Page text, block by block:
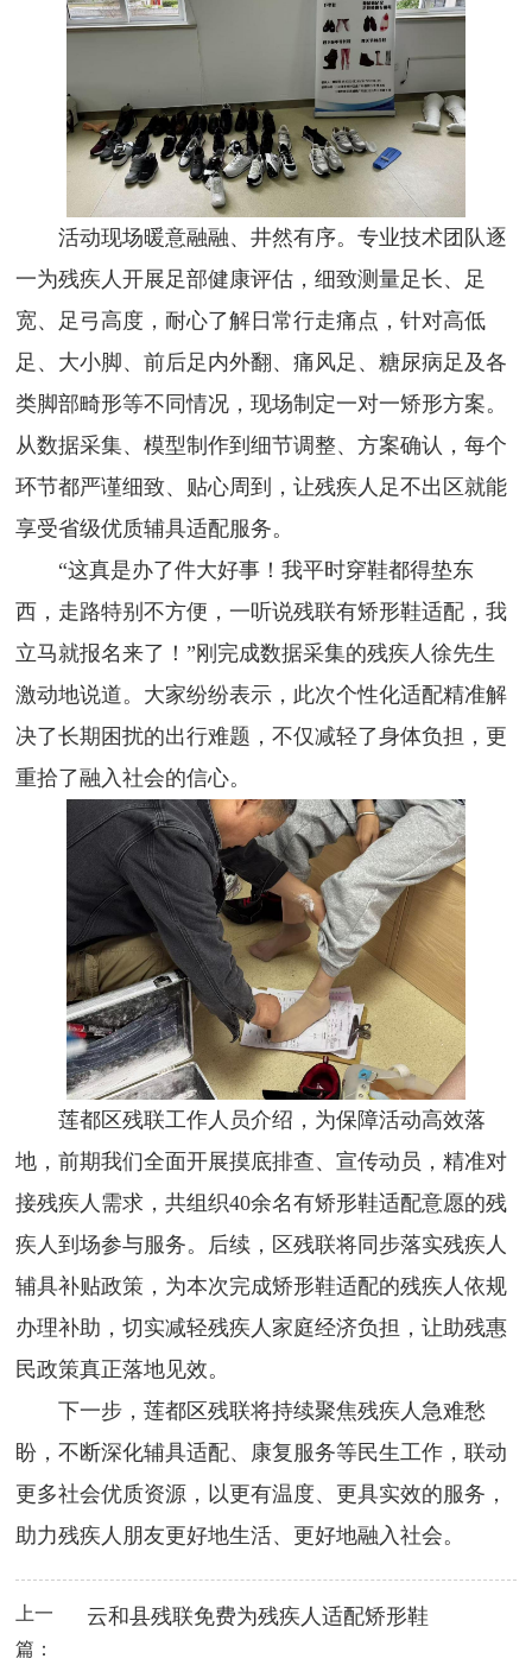
活动现场暖意融融、井然有序。专业技术团队逐
一为残疾人开展足部健康评估，细致测量足长、足
宽、足弓高度，耐心了解日常行走痛点，针对高低
足、大小脚、前后足内外翻、痛风足、糖尿病足及各
类脚部畸形等不同情况，现场制定一对一矫形方案。
从数据采集、模型制作到细节调整、方案确认，每个
环节都严谨细致、贴心周到，让残疾人足不出区就能
享受省级优质辅具适配服务。
“这真是办了件大好事！我平时穿鞋都得垫东
西，走路特别不方便，一听说残联有矫形鞋适配，我
立马就报名来了！”刚完成数据采集的残疾人徐先生
激动地说道。大家纷纷表示，此次个性化适配精准解
决了长期困扰的出行难题，不仅减轻了身体负担，更
重拾了融入社会的信心。
莲都区残联工作人员介绍，为保障活动高效落
地，前期我们全面开展摸底排查、宣传动员，精准对
接残疾人需求，共组织40余名有矫形鞋适配意愿的残
疾人到场参与服务。后续，区残联将同步落实残疾人
辅具补贴政策，为本次完成矫形鞋适配的残疾人依规
办理补助，切实减轻残疾人家庭经济负担，让助残惠
民政策真正落地见效。
下一步，莲都区残联将持续聚焦残疾人急难愁
盼，不断深化辅具适配、康复服务等民生工作，联动
更多社会优质资源，以更有温度、更具实效的服务，
助力残疾人朋友更好地生活、更好地融入社会。
上一
篇：
云和县残联免费为残疾人适配矫形鞋